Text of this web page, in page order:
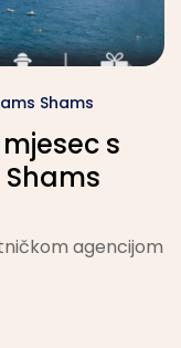
Shams
s
agencijom